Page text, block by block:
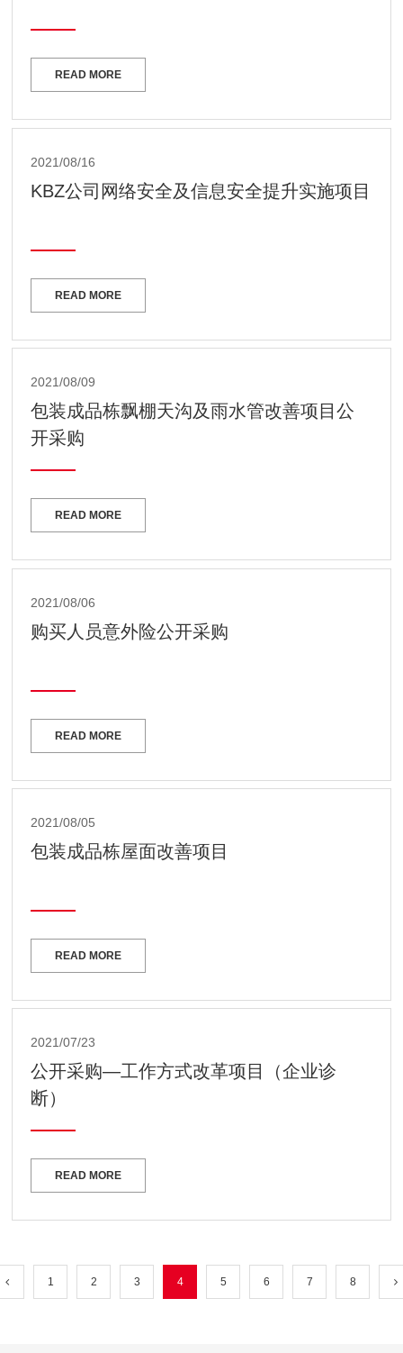
READ MORE
2021/08/16
KBZ公司网络安全及信息安全提升实施项目
READ MORE
2021/08/09
包装成品栋飘棚天沟及雨水管改善项目公
开采购
READ MORE
2021/08/06
购买人员意外险公开采购
READ MORE
2021/08/05
包装成品栋屋面改善项目
READ MORE
2021/07/23
公开采购—工作方式改革项目（企业诊
断）
READ MORE
1 2 3 4 5 6 7 8